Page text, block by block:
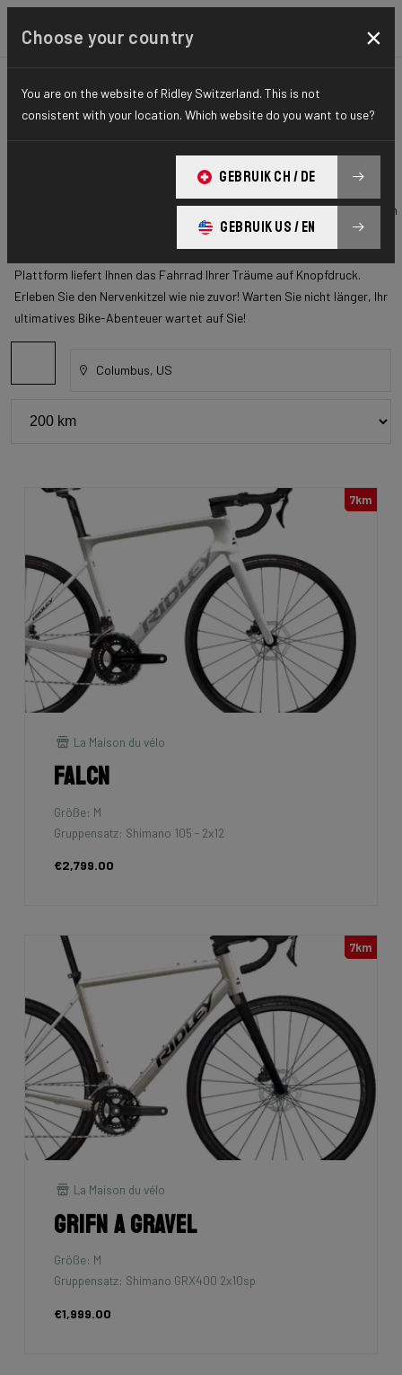
Überprüfen Sie den
Lagerbestand
Wir stellen Ihnen die ultimative Lösung für Ihre Fahrradsehnsüchte vor!
Das Warten auf Ihre Traumfahrt hat ein Ende! Verabschieden Sie sich
von der Ungeduld und begrüßen Sie die Vorfreude, denn wir bieten Ihnen
eine zentrale Anlaufstelle, um Ihr perfektes verfügbares Fahrrad zu
finden. Keine Sehnsüchte mehr, keine Verzögerungen mehr – unsere
Plattform liefert Ihnen das Fahrrad Ihrer Träume auf Knopfdruck.
Erleben Sie den Nervenkitzel wie nie zuvor! Warten Sie nicht länger, Ihr
ultimatives Bike-Abenteuer wartet auf Sie!
Columbus, US
7km
La Maison du vélo
Falcn
Größe: M
Gruppensatz: Shimano 105 - 2x12
€2,799.00
7km
La Maison du vélo
Grifn A Gravel
Größe: M
Gruppensatz: Shimano GRX400 2x10sp
€1,999.00
Choose your country ×
You are on the website of Ridley Switzerland. This is not
consistent with your location. Which website do you want to use?
GEBRUIK CH / DE
GEBRUIK US / EN